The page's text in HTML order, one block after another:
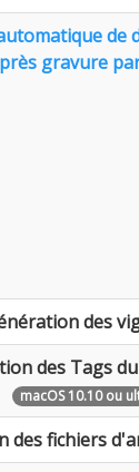
de
gravure
des
des Tags
macOS 10.10 ou
des fichiers